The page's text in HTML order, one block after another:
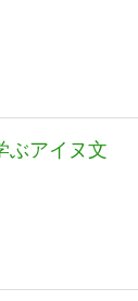
ぶアイヌ文